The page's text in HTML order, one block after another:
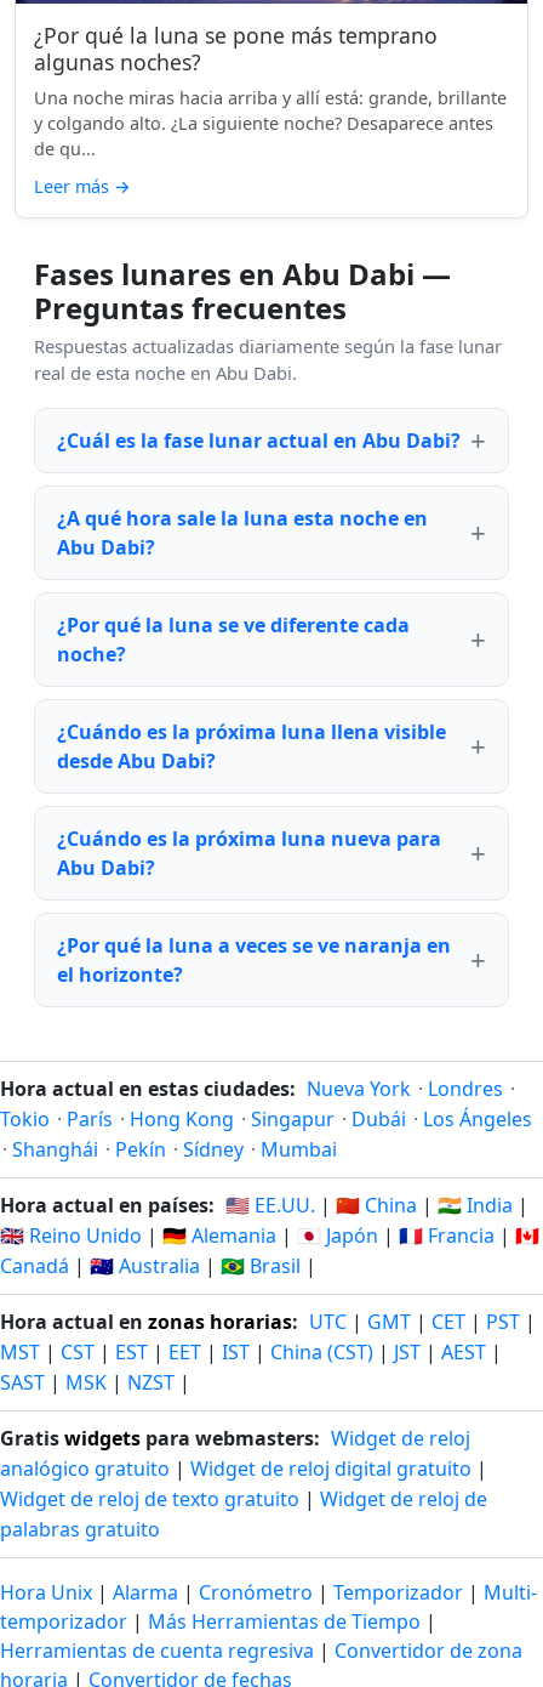
¿Por qué la luna se pone más temprano
algunas noches?
Una noche miras hacia arriba y allí está: grande, brillante
y colgando alto. ¿La siguiente noche? Desaparece antes
de qu...
Leer más →
Fases lunares en Abu Dabi —
Preguntas frecuentes
Respuestas actualizadas diariamente según la fase lunar
real de esta noche en Abu Dabi.
¿Cuál es la fase lunar actual en Abu Dabi?
¿A qué hora sale la luna esta noche en
Abu Dabi?
¿Por qué la luna se ve diferente cada
noche?
¿Cuándo es la próxima luna llena visible
desde Abu Dabi?
¿Cuándo es la próxima luna nueva para
Abu Dabi?
¿Por qué la luna a veces se ve naranja en
el horizonte?
Hora actual en estas ciudades: Nueva York · Londres ·
Tokio · París · Hong Kong · Singapur · Dubái · Los Ángeles
· Shanghái · Pekín · Sídney · Mumbai
Hora actual en países: 🇺🇸 EE.UU. | 🇨🇳 China | 🇮🇳 India |
🇬🇧 Reino Unido | 🇩🇪 Alemania | 🇯🇵 Japón | 🇫🇷 Francia | 🇨🇦
Canadá | 🇦🇺 Australia | 🇧🇷 Brasil |
Hora actual en zonas horarias: UTC | GMT | CET | PST |
MST | CST | EST | EET | IST | China (CST) | JST | AEST |
SAST | MSK | NZST |
Gratiswidgets para webmasters: Widget de reloj
analógico gratuito | Widget de reloj digital gratuito |
Widget de reloj de texto gratuito | Widget de reloj de
palabras gratuito
Hora Unix | Alarma | Cronómetro | Temporizador | Multi-
temporizador | Más Herramientas de Tiempo |
Herramientas de cuenta regresiva | Convertidor de zona
horaria | Convertidor de fechas